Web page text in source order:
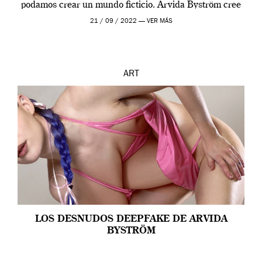
podamos crear un mundo ficticio. Arvida Byström cree
que los humanos tienen un complejo […]
21 / 09 / 2022 — VER MÁS
ART
LOS DESNUDOS DEEPFAKE DE ARVIDA
BYSTRÖM